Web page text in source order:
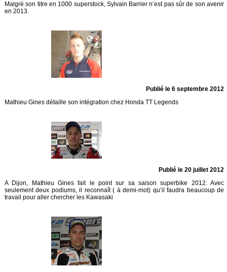
Malgré son titre en 1000 superstock, Sylvain Barrier n’est pas sûr de son avenir
en 2013.
Publié le 6 septembre 2012
Mathieu Gines détaille son intégration chez Honda TT Legends
Publié le 20 juillet 2012
A Dijon, Mathieu Gines fait le point sur sa saison superbike 2012. Avec
seulement deux podiums, il reconnaît ( à demi-mot) qu’il faudra beaucoup de
travail pour aller chercher les Kawasaki